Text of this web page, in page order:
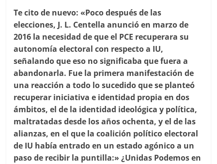
Te cito de nuevo: «Poco después de las
elecciones, J. L. Centella anunció en marzo de
2016 la necesidad de que el PCE recuperara su
autonomía electoral con respecto a IU,
señalando que eso no significaba que fuera a
abandonarla. Fue la primera manifestación de
una reacción a todo lo sucedido que se planteó
recuperar iniciativa e identidad propia en dos
ámbitos, el de la identidad ideológica y política,
maltratadas desde los años ochenta, y el de las
alianzas, en el que la coalición político electoral
de IU había entrado en un estado agónico a un
paso de recibir la puntilla:» ¿Unidas Podemos en